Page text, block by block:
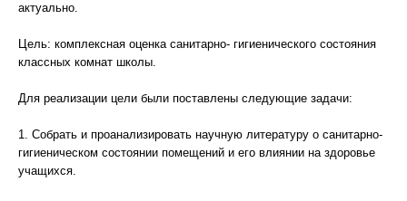
актуально.
Цель: комплексная оценка санитарно- гигиенического состояния
классных комнат школы.
Для реализации цели были поставлены следующие задачи:
1. Собрать и проанализировать научную литературу о санитарно-
гигиеническом состоянии помещений и его влиянии на здоровье
учащихся.